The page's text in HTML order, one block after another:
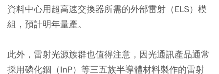
資料中心用超高速交換器所需的外部雷射（ELS）模
組，預計明年量產。
此外，雷射光源族群也值得注意，因光通訊產品通常
採用磷化錮（InP）等三五族半導體材料製作的雷射